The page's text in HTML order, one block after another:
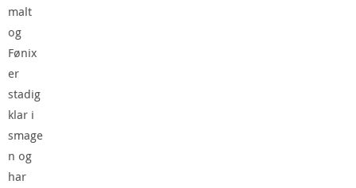
malt
og
Fønix
er
stadig
klar i
smage
n og
har